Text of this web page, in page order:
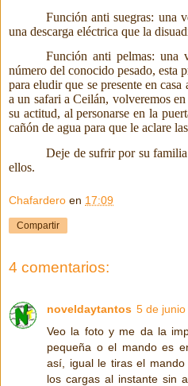
Función anti suegras: una
una descarga eléctrica que la
Función anti pelmas: una
número del conocido pesado, esta
para eludir que se presente en
a un safari a Ceilán, volveremos
su actitud, al personarse en la
cañón de agua para que le aclare
Deje de sufrir por su
ellos.
Chafardero en 17:09
Compartir
4 comentarios:
noveldaytantos 5 de
Veo la foto y me da la
pequeña o el mando es
así, igual le tiras el
los cargas al instante sin